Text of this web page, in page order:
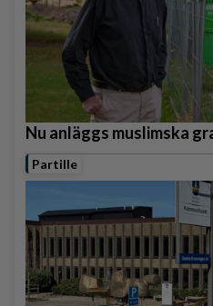
Nu anläggs muslimska
Partille